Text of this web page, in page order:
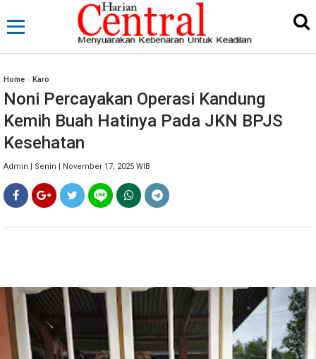
Home » Karo
Noni Percayakan Operasi Kandung
Kemih Buah Hatinya Pada JKN BPJS
Kesehatan
Admin | Senin | November 17, 2025 WIB